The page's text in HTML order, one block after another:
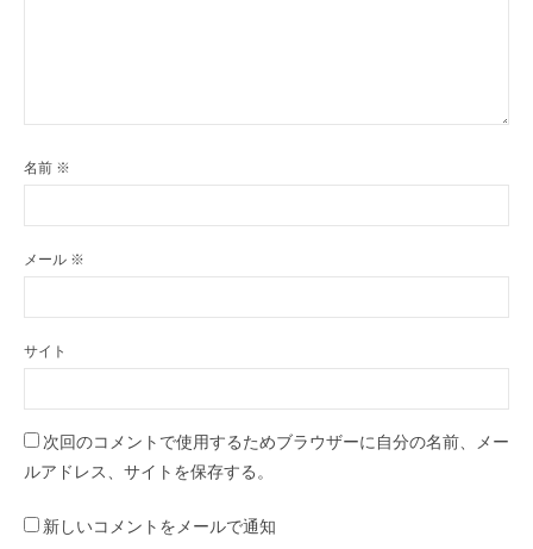
名前 ※
メール ※
サイト
次回のコメントで使用するためブラウザーに自分の名前、メー
ルアドレス、サイトを保存する。
新しいコメントをメールで通知